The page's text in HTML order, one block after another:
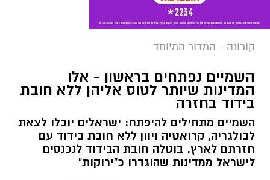
קורונה - המדור המיוחד
השמיים נפתחים בראשון - אלו
המדינות שיותר לטוס אליהן ללא חובת
בידוד בחזרה
השמיים מתחילים להיפתח: ישראלים יוכלו לצאת
לבולגריה, קרואטיה ויוון ללא חובת בידוד עם
חזרתם לארץ. בוטלה חובת הבידוד לנכנסים
לישראל ממדינות שהוגדרו כ"ירוקות"